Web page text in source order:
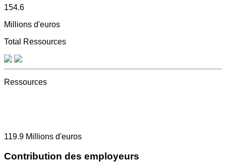
154.6
Millions d'euros
Total Ressources
Ressources
119.9 Millions d'euros
Contribution des employeurs